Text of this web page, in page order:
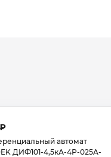
автомат
ДИФ101-4,5кА-4Р-025A-